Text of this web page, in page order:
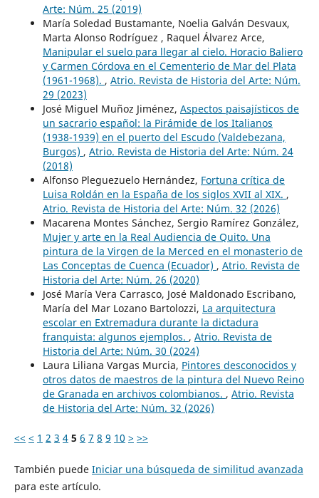
Arte: Núm. 25 (2019)
María Soledad Bustamante, Noelia Galván Desvaux,
Marta Alonso Rodríguez , Raquel Álvarez Arce,
Manipular el suelo para llegar al cielo. Horacio Baliero
y Carmen Córdova en el Cementerio de Mar del Plata
(1961-1968). , Atrio. Revista de Historia del Arte: Núm.
29 (2023)
José Miguel Muñoz Jiménez, Aspectos paisajísticos de
un sacrario español: la Pirámide de los Italianos
(1938-1939) en el puerto del Escudo (Valdebezana,
Burgos) , Atrio. Revista de Historia del Arte: Núm. 24
(2018)
Alfonso Pleguezuelo Hernández, Fortuna crítica de
Luisa Roldán en la España de los siglos XVII al XIX. ,
Atrio. Revista de Historia del Arte: Núm. 32 (2026)
Macarena Montes Sánchez, Sergio Ramírez González,
Mujer y arte en la Real Audiencia de Quito. Una
pintura de la Virgen de la Merced en el monasterio de
Las Conceptas de Cuenca (Ecuador) , Atrio. Revista de
Historia del Arte: Núm. 26 (2020)
José María Vera Carrasco, José Maldonado Escribano,
María del Mar Lozano Bartolozzi, La arquitectura
escolar en Extremadura durante la dictadura
franquista: algunos ejemplos. , Atrio. Revista de
Historia del Arte: Núm. 30 (2024)
Laura Liliana Vargas Murcia, Pintores desconocidos y
otros datos de maestros de la pintura del Nuevo Reino
de Granada en archivos colombianos. , Atrio. Revista
de Historia del Arte: Núm. 32 (2026)
<< < 1 2 3 4 5 6 7 8 9 10 > >>
También puede Iniciar una búsqueda de similitud avanzada
para este artículo.